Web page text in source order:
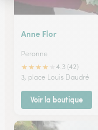
Anne Flor
Peronne
★★★★
4.3 (42)
3, place Louis Daudré
Voir la boutique